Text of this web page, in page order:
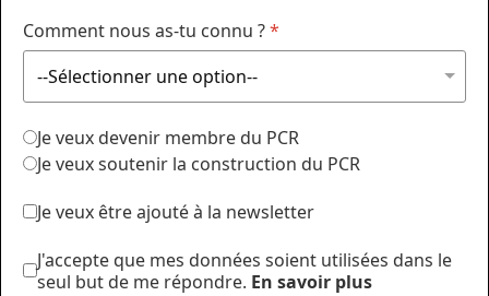
Comment nous as-tu connu ?*
Je veux devenir membre du PCR
Je veux soutenir la construction du PCR
Je veux être ajouté à la newsletter
J'accepte que mes données soient utilisées dans le
seul but de me répondre. En savoir plus